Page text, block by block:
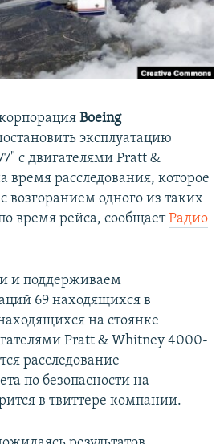
Boeing
эксплуатацию
с двигателями Pratt &
время расследования, которое
возгоранием одного из таких
время рейса, сообщаетРадио
и поддерживаем
69 находящихся в
на стоянке
Pratt & Whitney 4000-
расследование
по безопасности на
в твиттере компании.